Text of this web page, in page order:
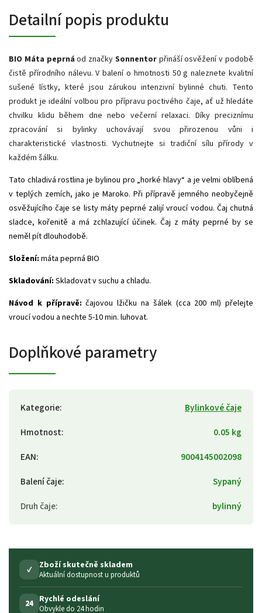
Detailní popis produktu
BIO Máta peprná od značky Sonnentorpřináší osvěžení v podobě
čistě přírodního nálevu. V balení o hmotnosti 50 g naleznete kvalitní
sušené lístky, které jsou zárukou intenzivní bylinné chuti. Tento
produkt je ideální volbou pro přípravu poctivého čaje, ať už hledáte
chvilku klidu během dne nebo večerní relaxaci. Díky preciznímu
zpracování si bylinky uchovávají svou přirozenou vůni i
charakteristické vlastnosti. Vychutnejte si tradiční sílu přírody v
každém šálku.
Tato chladivá rostlina je bylinou pro „horké hlavy“ a je velmi oblíbená
v teplých zemích, jako je Maroko. Při přípravě jemného neobyčejně
osvěžujícího čaje se listy máty peprné zalijí vroucí vodou. Čaj chutná
sladce, kořenitě a má zchlazující účinek. Čaj z máty peprné by se
neměl pít dlouhodobě.
Složení: máta peprná BIO
Skladování: Skladovat v suchu a chladu.
Návod k přípravě: čajovou lžičku na šálek (cca 200 ml) přelejte
vroucí vodou a nechte 5-10 min. luhovat.
Doplňkové parametry
Kategorie:
Bylinkové čaje
Hmotnost:
0.05 kg
EAN:
9004145002098
Balení čaje:
Sypaný
Druh čaje: bylinný
✓ Zboží skutečně skladem
Aktuální dostupnost u produktů
24 Rychlé odeslání
Obvykle do 24 hodin